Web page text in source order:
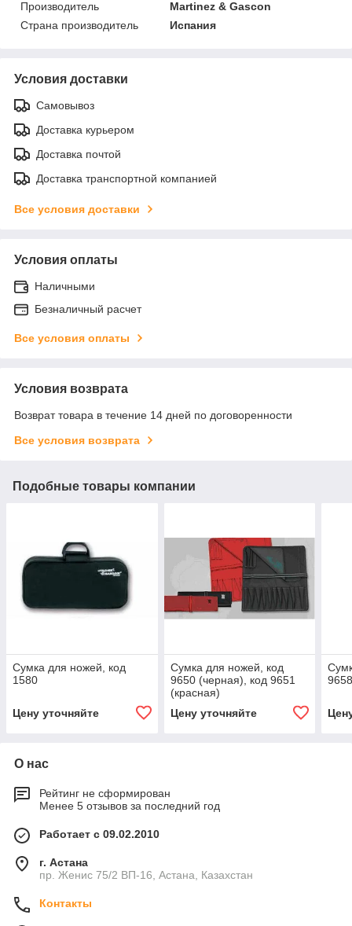
Производитель
Martinez & Gascon
Страна производитель
Испания
Условия доставки
Самовывоз
Доставка курьером
Доставка почтой
Доставка транспортной компанией
Все условия доставки
Условия оплаты
Наличными
Безналичный расчет
Все условия оплаты
Условия возврата
Возврат товара в течение 14 дней по договоренности
Все условия возврата
Подобные товары компании
Сумка для ножей, код
1580
Цену уточняйте
Сумка для ножей, код
9650 (черная), код 9651
(красная)
Цену уточняйте
О нас
Рейтинг не сформирован
Менее 5 отзывов за последний год
Работает с 09.02.2010
г. Астана
пр. Женис 75/2 ВП-16, Астана, Казахстан
Контакты